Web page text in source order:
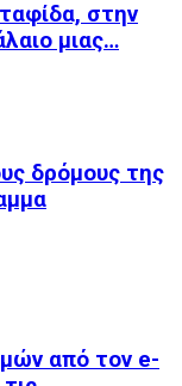
στην
μιας…
δρόμους της
από τον e-